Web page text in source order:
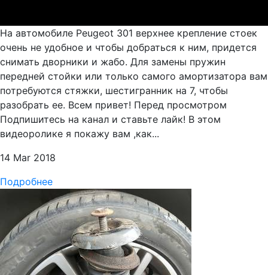
На автомобиле Peugeot 301 верхнее крепление стоек
очень не удобное и чтобы добраться к ним, придется
снимать дворники и жабо. Для замены пружин
передней стойки или только самого амортизатора вам
потребуются стяжки, шестигранник на 7, чтобы
разобрать ее. Всем привет! Перед просмотром
Подпишитесь на канал и ставьте лайк! В этом
видеоролике я покажу вам ,как...
14 Mar 2018
Подробнее